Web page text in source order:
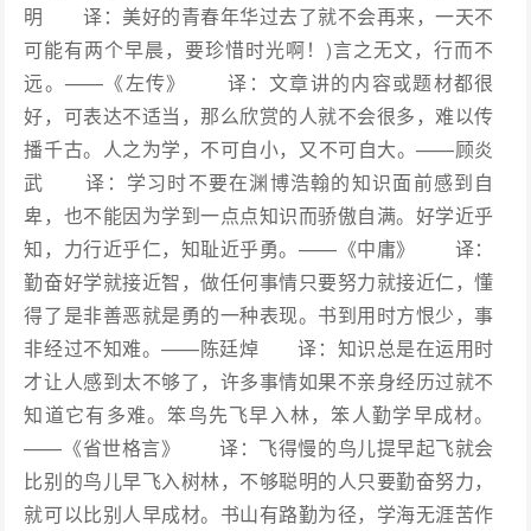
明 译：美好的青春年华过去了就不会再来，一天不
可能有两个早晨，要珍惜时光啊！)言之无文，行而不
远。——《左传》 译：文章讲的内容或题材都很
好，可表达不适当，那么欣赏的人就不会很多，难以传
播千古。人之为学，不可自小，又不可自大。——顾炎
武 译：学习时不要在渊博浩翰的知识面前感到自
卑，也不能因为学到一点点知识而骄傲自满。好学近乎
知，力行近乎仁，知耻近乎勇。——《中庸》 译：
勤奋好学就接近智，做任何事情只要努力就接近仁，懂
得了是非善恶就是勇的一种表现。书到用时方恨少，事
非经过不知难。——陈廷焯 译：知识总是在运用时
才让人感到太不够了，许多事情如果不亲身经历过就不
知道它有多难。笨鸟先飞早入林，笨人勤学早成材。
——《省世格言》 译：飞得慢的鸟儿提早起飞就会
比别的鸟儿早飞入树林，不够聪明的人只要勤奋努力，
就可以比别人早成材。书山有路勤为径，学海无涯苦作